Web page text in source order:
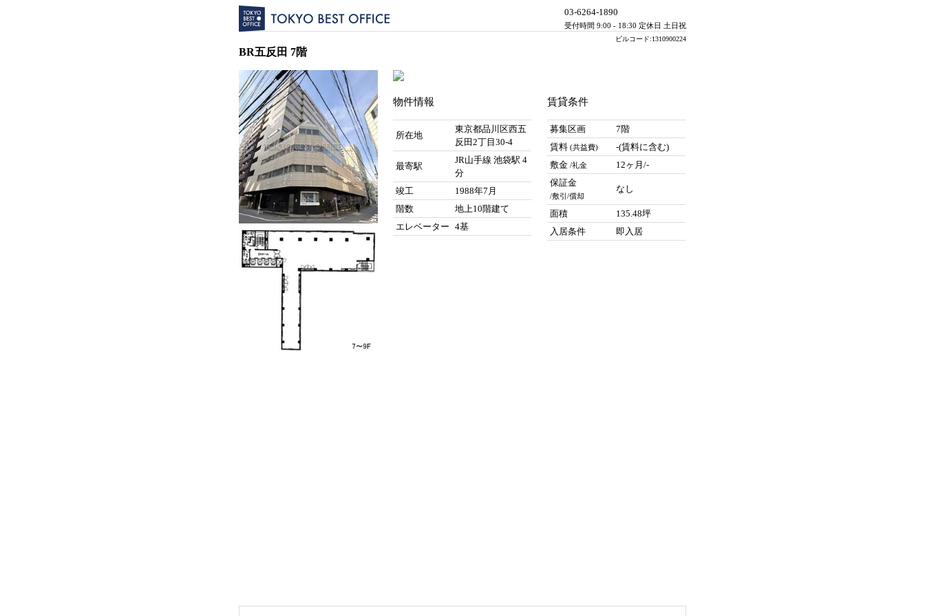
03-6264-1890
受付時間 9:00 - 18:30 定休日 土日祝
ビルコード:1310900224
BR五反田 7階
物件情報
所在地
東京都品川区西五
反田2丁目30-4
最寄駅
JR山手線 池袋駅 4
分
竣工
1988年7月
階数
地上10階建て
エレベーター 4基
賃貸条件
募集区画
7階
賃料(共益費)
-(賃料に含む)
敷金/礼金
12ヶ月/-
保証金
/敷引/償却
なし
面積
135.48坪
入居条件
即入居